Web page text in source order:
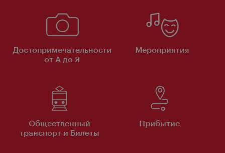
Достопримечательности
от А до Я
Мероприятия
Общественный
транспорт и Билеты
Прибытие